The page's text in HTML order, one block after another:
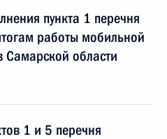
пункта 1 перечня
работы мобильной
Самарской области
1 и 5 перечня